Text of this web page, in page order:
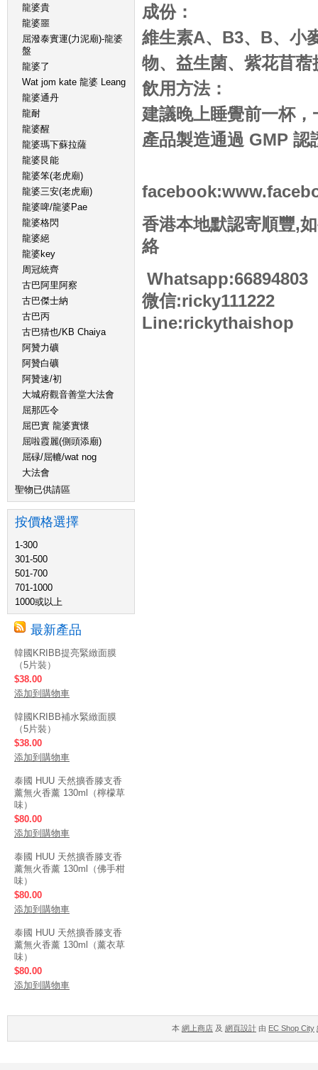
龍婆貴
龍婆噩
屈潑泰實運(力泥廟)-龍婆
盤
龍婆了
Wat jom kate 龍婆 Leang
龍婆通丹
龍耐
龍婆醒
龍婆瑪下蘇拉薩
龍婆艮能
龍婆笨(老虎廟)
龍婆三安(老虎廟)
龍婆啤/龍婆Pae
龍婆格閃
龍婆絕
龍婆key
周冠統齊
古巴阿里阿察
古巴傑士納
古巴丙
古巴猜也/KB Chaiya
阿贊力礦
阿贊白礦
阿贊速/初
大城府觀音善堂大法會
屈那匹令
屈巴實 龍婆實懷
屈啦霞麗(側頭添廟)
屈碌/屈轆/wat nog
大法會
聖物已供請區
按價格選擇
1-300
301-500
501-700
701-1000
1000或以上
最新產品
韓國KRIBB提亮緊緻面膜
（5片裝）
$38.00
添加到購物車
韓國KRIBB補水緊緻面膜
（5片裝）
$38.00
添加到購物車
泰國 HUU 天然擴香滕支香
薰無火香薰 130ml（檸檬草
味）
$80.00
添加到購物車
泰國 HUU 天然擴香滕支香
薰無火香薰 130ml（佛手柑
味）
$80.00
添加到購物車
泰國 HUU 天然擴香滕支香
薰無火香薰 130ml（薰衣草
味）
$80.00
添加到購物車
成份：
維生素A、B3、B、小
物、益生菌、紫花苜蓿
飲用方法：
建議晚上睡覺前一杯
產品製造通過 GMP 認
香港本地默認寄順豐,
絡
Whatsapp:66894803
微信:ricky111222
Line:rickythaishop
本 網上商店 及 網頁設計 由 EC Shop City